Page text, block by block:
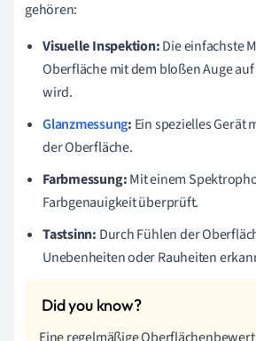
gehören:
Visuelle Inspektion:Die einfachste
Oberfläche mit dem bloßen Auge
wird.
Glanzmessung: Ein spezielles Gerät
der Oberfläche.
Farbmessung:Mit einem
Farbgenauigkeit überprüft.
Tastsinn: Durch Fühlen der
Unebenheiten oder Rauheiten
Eine regelmäßige